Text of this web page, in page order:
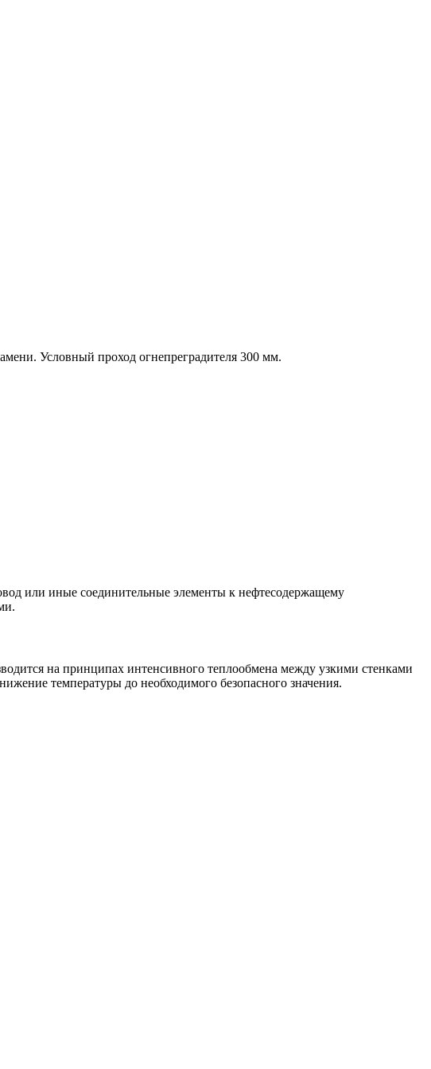
Условный проход огнепреградителя 300 мм.
или иные соединительные элементы к нефтесодержащему
на принципах интенсивного теплообмена между узкими стенками
температуры до необходимого безопасного значения.